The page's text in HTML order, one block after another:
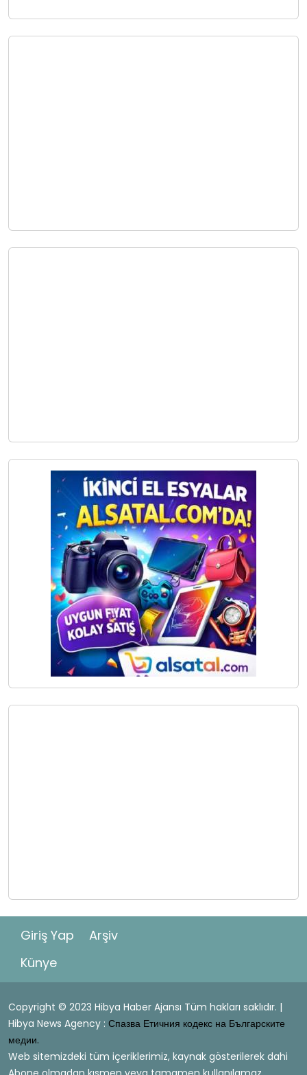
Giriş Yap
Arşiv
Künye
Copyright © 2023 Hibya Haber Ajansı Tüm hakları saklıdır. |
Hibya News Agency : Спазва Етичния кодекс на Българските
медии.
Web sitemizdeki tüm içeriklerimiz, kaynak gösterilerek dahi